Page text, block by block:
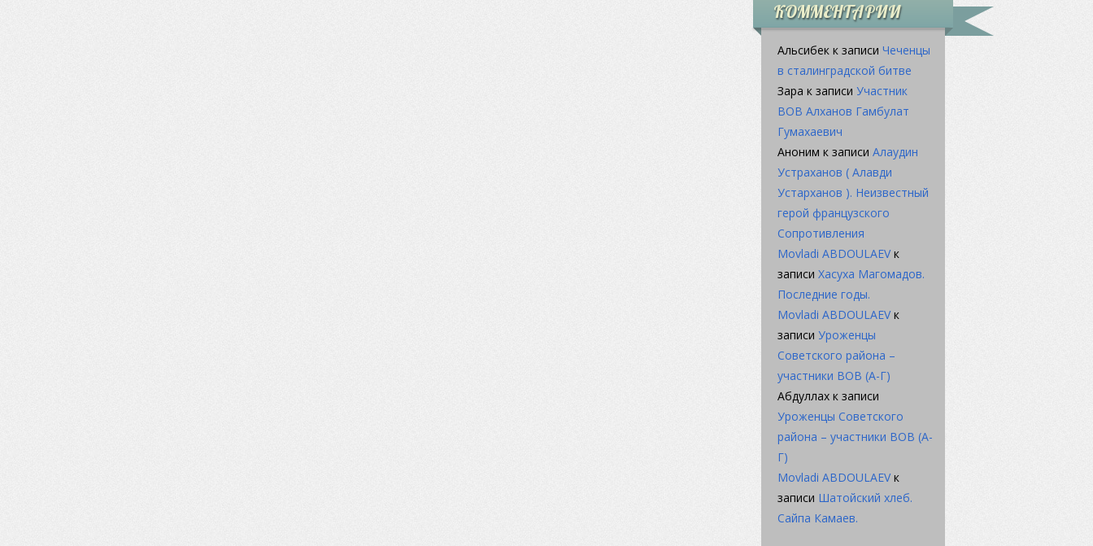
КОММЕНТАРИИ
Альсибекк записи Чеченцы
в сталинградской битве
Зара к записи Участник
ВОВ Алханов Гамбулат
Гумахаевич
Аноним к записи Алаудин
Устраханов ( Алавди
Устарханов ). Неизвестный
герой французского
Сопротивления
Movladi ABDOULAEVк
записи Хасуха Магомадов.
Последние годы.
Movladi ABDOULAEVк
записи Уроженцы
Советского района –
участники ВОВ (А-Г)
Абдуллахӏк записи
Уроженцы Советского
района – участники ВОВ (А-
Г)
Movladi ABDOULAEVк
записи Шатойский хлеб.
Сайпа Камаев.